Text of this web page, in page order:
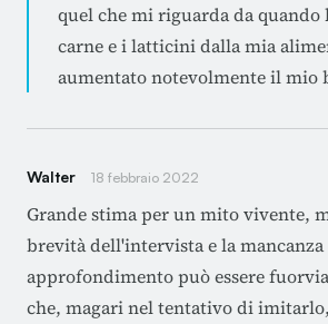
quel che mi riguarda da
carne e i latticini dalla mia
aumentato notevolmente il mio
Walter 18 febbraio 2022
Grande stima per un mito vivente,
brevità dell'intervista e la
approfondimento può essere
che, magari nel tentativo di